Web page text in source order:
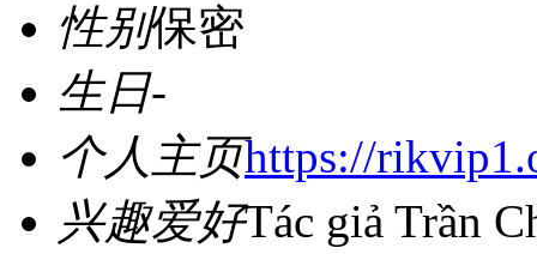
性别保密
生日-
个人主页https://
兴趣爱好Tác giả Trần